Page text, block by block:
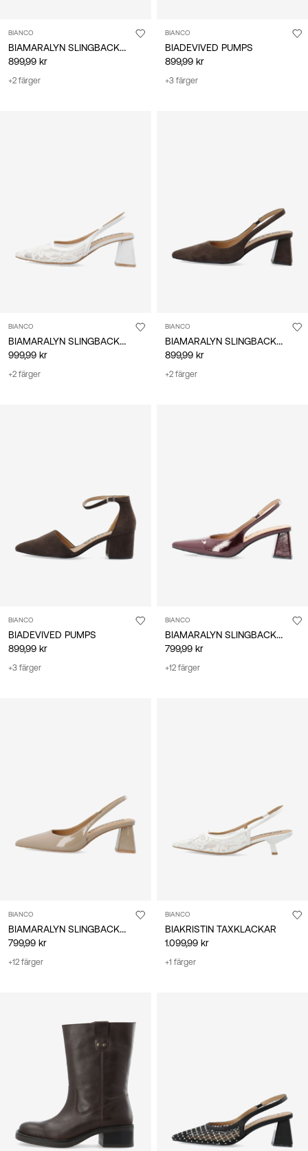
BIANCO
BIAMARALYN SLINGBACKSKOR
899,99 kr
+2 färger
BIANCO
BIADEVIVED PUMPS
899,99 kr
+3 färger
BIANCO
BIAMARALYN SLINGBACKSKOR
999,99 kr
+2 färger
BIANCO
BIAMARALYN SLINGBACKSKOR
899,99 kr
+2 färger
BIANCO
BIADEVIVED PUMPS
899,99 kr
+3 färger
BIANCO
BIAMARALYN SLINGBACKSKOR
799,99 kr
+12 färger
BIANCO
BIAMARALYN SLINGBACKSKOR
799,99 kr
+12 färger
BIANCO
BIAKRISTIN TAXKLACKAR
1.099,99 kr
+1 färger